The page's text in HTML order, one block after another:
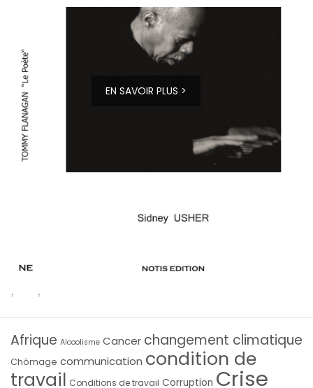
EN SAVOIR PLUS >
Afrique Alcoolisme Cancer changement climatique
Chômage communication condition de
travail Conditions de travail Corruption Crise